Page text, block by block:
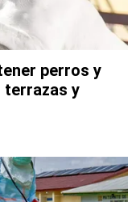
perros y
terrazas y